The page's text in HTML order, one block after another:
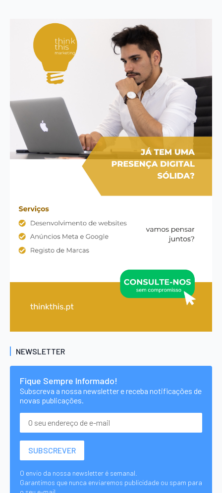
NEWSLETTER
Fique Sempre Informado!
Subscreva a nossa newsletter e receba notificações de
novas publicações.
O envio da nossa newsletter é semanal.
Garantimos que nunca enviaremos publicidade ou spam para